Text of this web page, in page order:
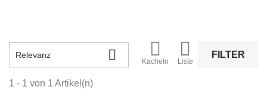
Relevanz  
Kacheln

Liste
FILTER
1 - 1 von 1 Artikel(n)